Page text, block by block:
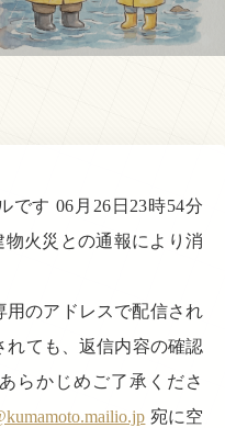
です 06月26日23時54分
火災との通報により消
のアドレスで配信され
れても、返信内容の確認
らかじめご了承くださ
宛に空